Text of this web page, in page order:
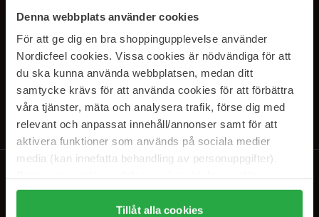
Denna webbplats använder cookies
För att ge dig en bra shoppingupplevelse använder
Nordicfeel cookies. Vissa cookies är nödvändiga för att
du ska kunna använda webbplatsen, medan ditt
samtycke krävs för att använda cookies för att förbättra
våra tjänster, mäta och analysera trafik, förse dig med
relevant och anpassat innehåll/annonser samt för att
aktivera funktioner som används på sociala medier
media (kan innefatta behandling av personuppgifter).
Genom att trycka på "Tillåt alla cookies" accepterar du
alla cookies, medan du under "Detaljer" kan anpassa
Tillåt alla cookies
SUBSCRIBE TO OUR
NEWSLETTER
Ved å abonnere godtar du vårpersonvernerklæring. Du kan melde deg
av når som helst.